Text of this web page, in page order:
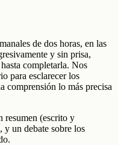
de dos horas, en las
y sin prisa,
completarla. Nos
para esclarecer los
comprensión lo más precisa
resumen (escrito y
y un debate sobre los